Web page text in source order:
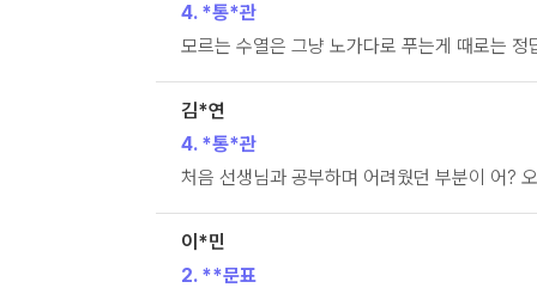
4. *통*관
모르는 수열은 그냥 노가다로 푸는게 때로는
김*연
4. *통*관
처음 선생님과 공부하며 어려웠던 부분이 어?
이*민
2. **문표